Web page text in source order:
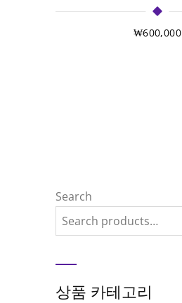
Search
상품 카테고리
₩600,000